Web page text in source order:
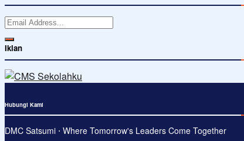
Iklan
Hubungi Kami
DMC Satsumi ⋅ Where Tomorrow's Leaders Come Together